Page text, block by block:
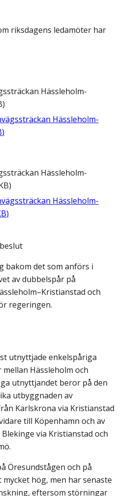
riksdagens ledamöter har
Hässleholm-
)
Hässleholm-
)
Hässleholm-
)
Hässleholm-
)
bakom det som anförs i
av dubbelspår på
och
regeringen.
utnyttjade enkelspåriga
Hässleholm och
utnyttjandet beror på den
utbyggnaden av
Karlskrona via Kristianstad
till Köpenhamn och av
via Kristianstad och
Öresundstågen och på
hög, men har senaste
eftersom störningar